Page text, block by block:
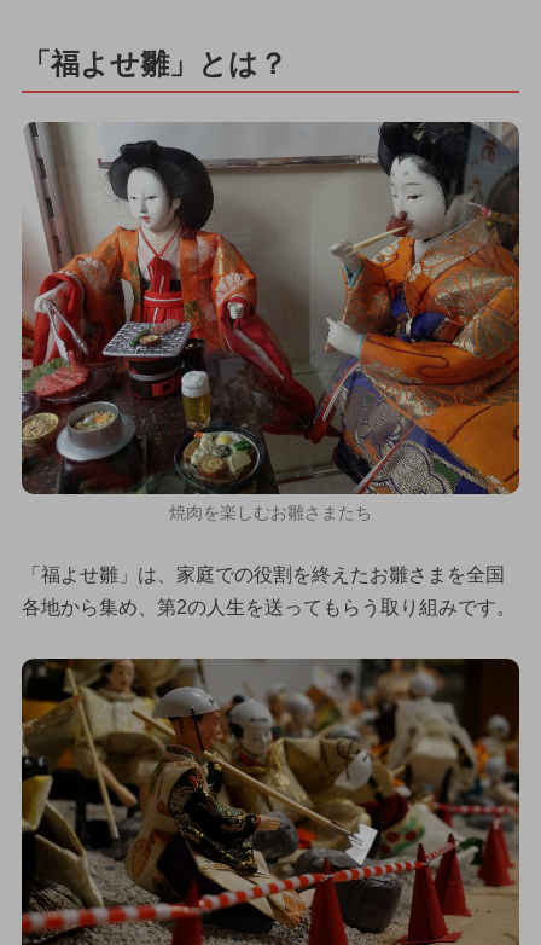
「福よせ雛」とは？
焼肉を楽しむお雛さまたち
「福よせ雛」は、家庭での役割を終えたお雛さまを全国
各地から集め、第2の人生を送ってもらう取り組みです。